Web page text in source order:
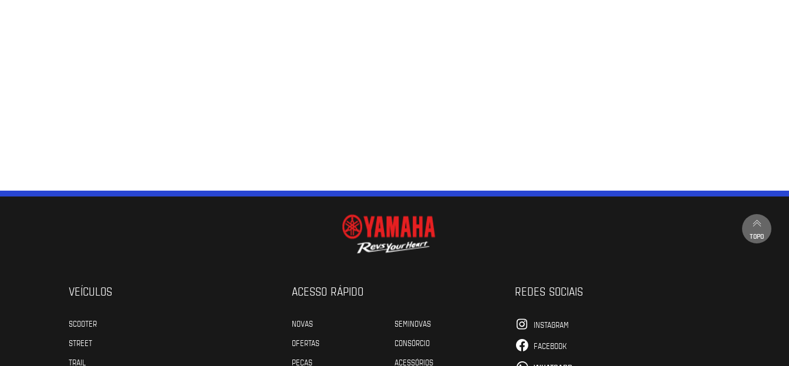
TOPO
VEÍCULOS
SCOOTER
STREET
TRAIL
ACESSO RÁPIDO
NOVAS
SEMINOVAS
OFERTAS
CONSÓRCIO
PEÇAS
ACESSÓRIOS
REDES SOCIAIS
INSTAGRAM
FACEBOOK